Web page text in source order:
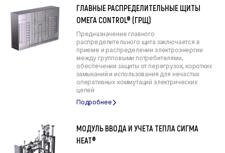
ГЛАВНЫЕ РАСПРЕДЕЛИТЕЛЬНЫЕ ЩИТЫ
ОМЕГА CONTROL® (ГРЩ)
Предназначение главного
распределительного щита заключается в
приеме и распределении электроэнергии
между групповыми потребителями,
обеспечении защиты от перегрузок, коротких
замыканий и использования для нечастых
оперативных коммутаций электрических
цепей
МОДУЛЬ ВВОДА И УЧЕТА ТЕПЛА СИГМА
HEAT®